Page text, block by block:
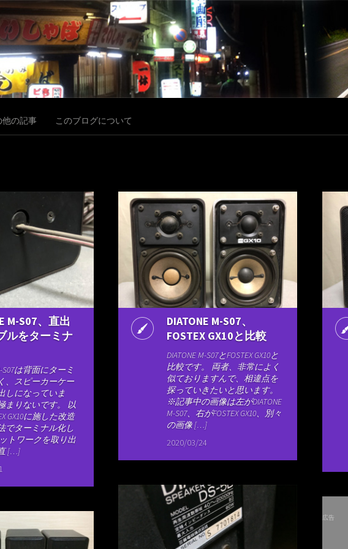
他の記事 このブログについて
M-S07、直出
ルをターミナ
S07は背面にターミ
、スピーカーケー
しになっていま
まりないです。 以
GX10に施した改造
でターミナル化し
トワークを取り出
[…]
DIATONE M-S07、
FOSTEX GX10と比較
DIATONE M-S07とFOSTEX GX10と
比較です。 両者、非常によく
似ておりますんで、相違点を
探っていきたいと思います。
※記事中の画像は左がDIATONE
M-S07、右がFOSTEX GX10、別々
の画像 […]
2020/03/24
広告